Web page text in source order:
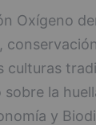
Oxígeno
culturas
la
y